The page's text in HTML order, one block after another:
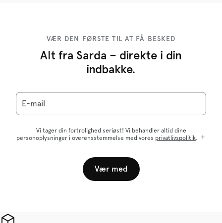
VÆR DEN FØRSTE TIL AT FÅ BESKED
Alt fra Sarda – direkte i din
indbakke.
E-mail
Vi tager din fortrolighed seriøst! Vi behandler altid dine
personoplysninger i overensstemmelse med vores privatlivspolitik.
Vær med